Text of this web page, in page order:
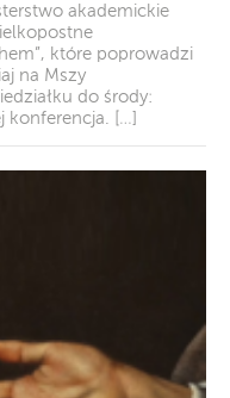
akademickie
które poprowadzi
na Mszy
do środy:
konferencja. […]